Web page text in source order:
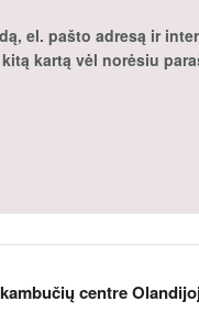
el. pašto adresą ir
kartą vėl norėsiu
centre